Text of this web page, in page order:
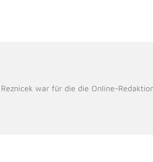
Reznicek war für die die Online-